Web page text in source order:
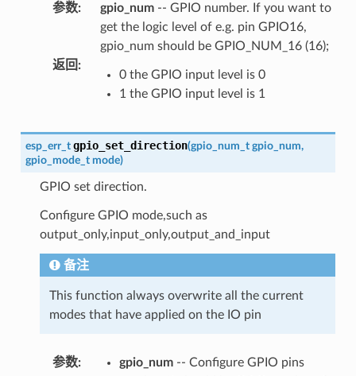
参数: gpio_num-- GPIO number. If you want to
get the logic level of e.g. pin GPIO16,
gpio_num should be GPIO_NUM_16 (16);
返回 :
0 the GPIO input level is 0
1 the GPIO input level is 1
esp_err_t gpio_set_direction(gpio_num_t gpio_num,
gpio_mode_t mode)
GPIO set direction.
Configure GPIO mode,such as
output_only,input_only,output_and_input
备注
This function always overwrite all the current
modes that have applied on the IO pin
参数: gpio_num-- Configure GPIO pins